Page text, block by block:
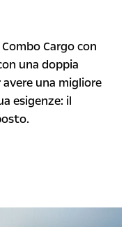
Cargo con
una doppia
una migliore
esigenze: il